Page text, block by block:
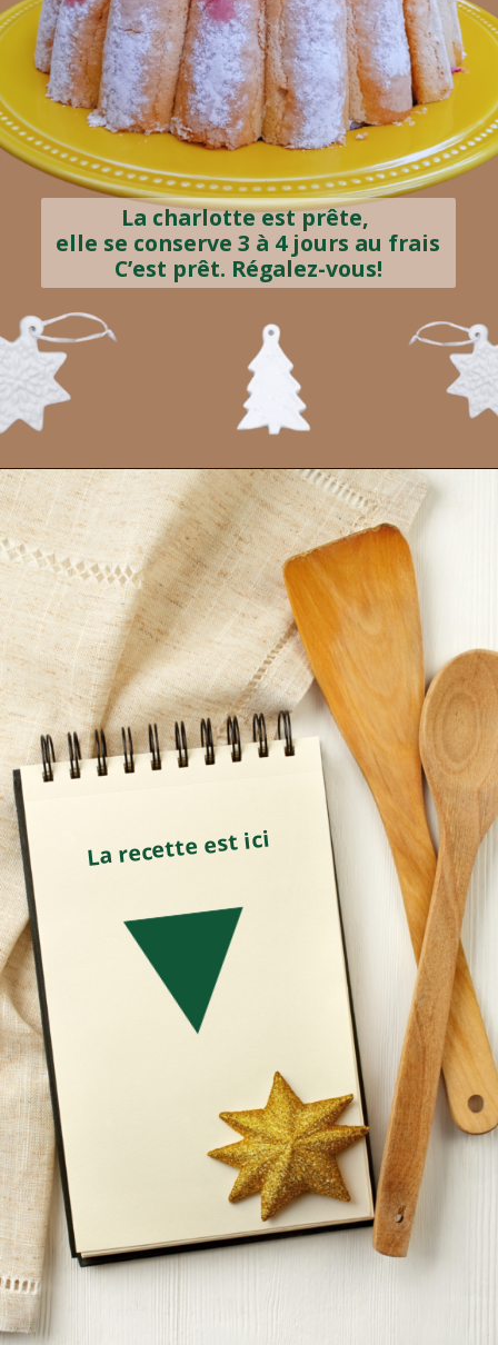
La charlotte est prête,
elle se conserve 3 à 4 jours au frais
C’est prêt. Régalez-vous!
La recette est ici